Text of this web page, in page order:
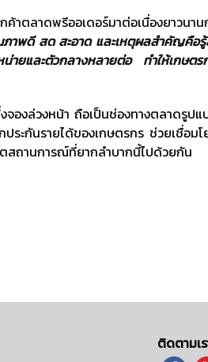
ดพรีออเดอร์มาต่อเนื่องยาวนานก
พดี สด สะอาด และเหตุผลสำคัญคือ
ยและตัวกลางหลายต่อ ทำให้เกษตรก
วงหน้า ถือเป็นช่องทางตลาดรูปแ
ะกันรายได้ของเกษตรกร ช่วยเชื่อม
ถานการณ์ที่ยากลำบากนี้ไปด้วยกัน
ติดตามเ